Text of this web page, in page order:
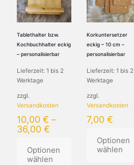
Die
Optionen
können
auf
der
Produktseite
werden
Die
Optionen
können
auf
der
Produktseite
werden
Tablethalter bzw.
Kochbuchhalter eckig
– personalisierbar
Lieferzeit: 1 bis 2
Werktage
zzgl.
Versandkosten
10,00 € –
36,00 €
Optionen
wählen
Korkuntersetzer
eckig – 10 cm –
personalisierbar
Lieferzeit:1 bis 2
Werktage
zzgl.
Versandkosten
7,00€
Optionen
wählen